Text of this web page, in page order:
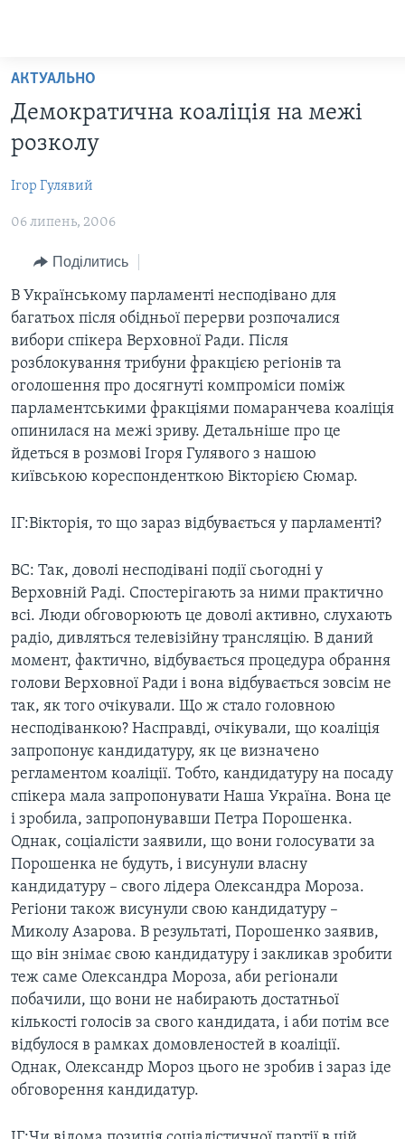
Перейти
матеріалу
Перейти
до
меню
Перейти
АКТУАЛЬНО
США
УКРАЇНА
ВІЙНА - ЦЕ ОСОБИСТЕ
УКРАЇНЦІ У СВІТІ
НАУКА
ЗДОРОВ'Я
КУЛЬТУРА
ЕКОНОМІКА
ІСТОРІЇ УСПІХУ УКРАЇНЦІВ
АНАЛІТИКА
ПОЛІТИКА В США
АДМІНІСТРАЦІЯ ПРЕЗИДЕНТА ТРАМПА: ПЕРШІ 100 ДНІВ
УКРАЇНЦІ В АМЕРИЦІ
УКРАЇНА
ІНТЕРВ'Ю
БОРОТЬБА З ДЕЗІНФОРМАЦІЄЮ
ВІДЕО
ТЕЛЕПРОГРАМИ
ЧАС-TIME
БРИФІНГ ГОЛОСУ АМЕРИКИ
СТУДІЯ ВАШИНГТОН
ПРАЙМ-ТАЙМ
ПОГЛЯД З ВАШИНГТОНА
ENGLISH
Мови
АКТУАЛЬНО
Демократична коаліція на межі
розколу
Ігор Гулявий
06 липень, 2006
Поділитись
В Українському парламенті несподівано для
багатьох після обідньої перерви розпочалися
вибори спікера Верховної Ради. Після
розблокування трибуни фракцією регіонів та
оголошення про досягнуті компроміси поміж
парламентськими фракціями помаранчева коаліція
опинилася на межі зриву. Детальніше про це
йдеться в розмові Ігоря Гулявого з нашою
київською кореспонденткою Вікторією Сюмар.
ІГ:Вікторія, то що зараз відбувається у парламенті?
ВС: Так, доволі несподівані події сьогодні у
Верховній Раді. Спостерігають за ними практично
всі. Люди обговорюють це доволі активно, слухають
радіо, дивляться телевізійну трансляцію. В даний
момент, фактично, відбувається процедура обрання
голови Верховної Ради і вона відбувається зовсім не
так, як того очікували. Що ж стало головною
несподіванкою? Насправді, очікували, що коаліція
запропонує кандидатуру, як це визначено
регламентом коаліції. Тобто, кандидатуру на посаду
спікера мала запропонувати Наша Україна. Вона це
і зробила, запропонувавши Петра Порошенка.
Однак, соціалісти заявили, що вони голосувати за
Порошенка не будуть, і висунули власну
кандидатуру – свого лідера Олександра Мороза.
Регіони також висунули свою кандидатуру –
Миколу Азарова. В результаті, Порошенко заявив,
що він знімає свою кандидатуру і закликав зробити
теж саме Олександра Мороза, аби регіонали
побачили, що вони не набирають достатньої
кількості голосів за свого кандидата, і аби потім все
відбулося в рамках домовленостей в коаліції.
Однак, Олександр Мороз цього не зробив і зараз іде
обговорення кандидатур.